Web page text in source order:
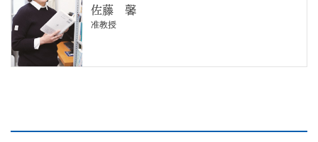
佐藤 馨
准教授